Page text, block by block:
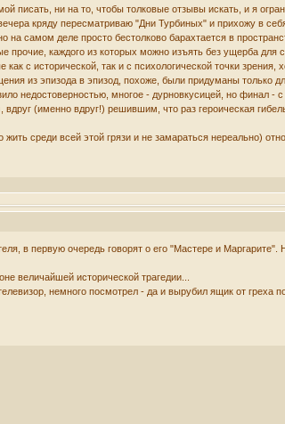
писать, ни на то, чтобы толковые отзывы искать, и я
кряду пересматриваю "Дни Турбиных" и прихожу в
на самом деле просто бестолково барахтается в
прочие, каждого из которых можно изъять без ущерба
с исторической, так и с психологической точки
из эпизода в эпизод, похоже, были придуманы только
недостоверностью, многое - дурновкусицей, но
(именно вдруг!) решившим, что раз героическая
среди всей этой грязи и не замараться нереально)
в первую очередь говорят о его "Мастере и
величайшей исторической трагедии...
немного посмотрел - да и вырубил ящик от греха